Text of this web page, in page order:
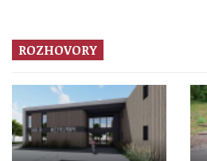
ROZHOVORY